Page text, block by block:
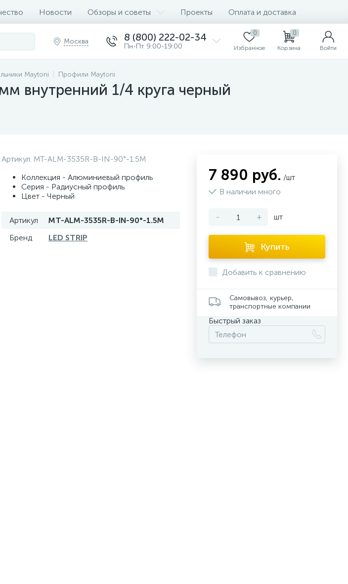
Новости Обзоры и советы Проекты Оплата и доставка
Москва 8 (800) 222-02-34
Пн-Пт 9:00-19:00
0
Избранное
0
Корзина Войти
Maytoni Профили Maytoni
внутренний 1/4 круга черный
Артикул: MT-ALM-3535R-B-IN-90°-1.5M
Коллекция - Алюминиевый профиль
Серия - Радиусный профиль
Цвет - Черный
Артикул
MT-ALM-3535R-B-IN-90°-1.5M
Бренд
LED STRIP
7 890 руб. /шт
В наличии много
- + шт
Купить
Добавить к сравнению
Самовывоз, курьер,
транспортные компании
Быстрый заказ